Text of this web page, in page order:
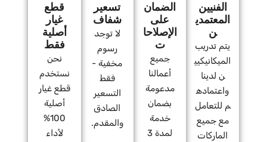
الفنيين
المعتمدي
ن
يتم تدريب
الميكانيكيي
ن لدينا
واعتماده
م للتعامل
مع جميع
الماركات
الضمان
على
الإصلاحا
ت
جميع
أعمالنا
مدعومة
بضمان
خدمة
لمدة 3
تسعير
شفاف
لا توجد
رسوم
مخفية -
فقط
التسعير
الصادق
والمقدم.
قطع
غيار
أصلية
فقط
نحن
نستخدم
قطع غيار
أصلية
100%
لأداء